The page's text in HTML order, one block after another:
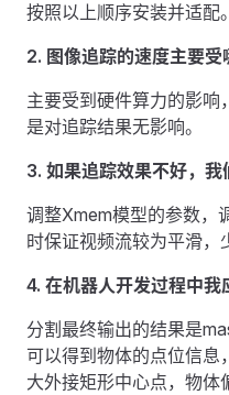
按照以上顺序安装并适配。
2. 图像追踪的速度主要受
主要受到硬件算力的影响
是对追踪结果无影响。
3. 如果追踪效果不好，我
调整Xmem模型的参数，
时保证视频流较为平滑，
4. 在机器人开发过程中我
分割最终输出的结果是
可以得到物体的点位信息
大外接矩形中心点，物体